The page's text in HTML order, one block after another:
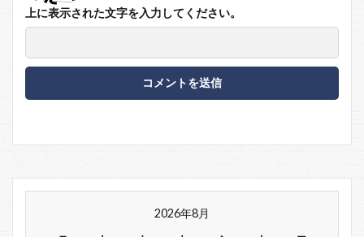
上に表示された文字を入力してください。
2026年8月